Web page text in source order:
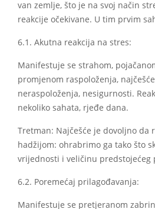
van zemlje, što je na svoj način
reakcije očekivane. U tim prvim
6.1. Akutna reakcija na stres:
Manifestuje se strahom,
promjenom raspoloženja,
neraspoloženja, nesigurnosti.
nekoliko sahata, rjeđe dana.
Tretman: Najčešće je dovoljno da
hadžijom: ohrabrimo ga tako što
vrijednosti i veličinu predstojećeg
6.2. Poremećaj prilagođavanja:
Manifestuje se pretjeranom